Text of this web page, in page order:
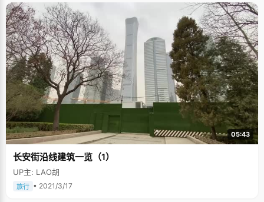
05:43
长安街沿线建筑一览（1）
UP主: LAO胡
旅行 • 2021/3/17